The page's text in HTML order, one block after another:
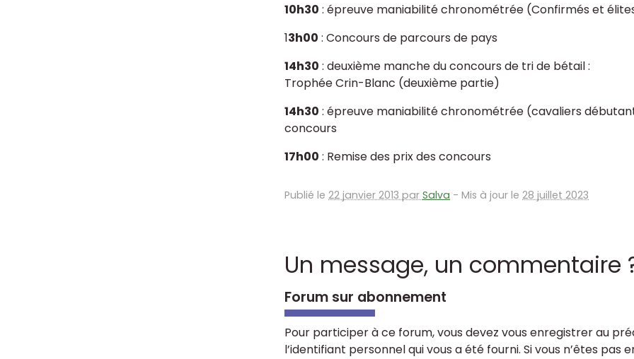
10h30 : épreuve maniabilité chronométrée (Confirmés et
13h00 : Concours de parcours de pays
14h30 : deuxième manche du concours de tri de bétail :
Trophée Crin-Blanc (deuxième partie)
14h30 : épreuve maniabilité chronométrée (cavaliers
concours
17h00 : Remise des prix des concours
Publié le 22 janvier 2013 par Salva - Mis à jour le 28 juillet 2023
Un message, un commentaire
Forum sur abonnement
Pour participer à ce forum, vous devez vous enregistrer au
l’identifiant personnel qui vous a été fourni. Si vous n’êtes pas